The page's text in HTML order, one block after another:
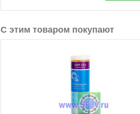
С этим товаром покупают